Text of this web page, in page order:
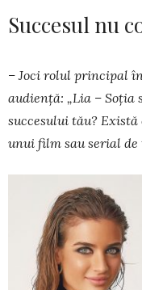
Succesul nu
– Joci rolul principal
audiență: „Lia – Soția
succesului tău?
unui film sau serial de